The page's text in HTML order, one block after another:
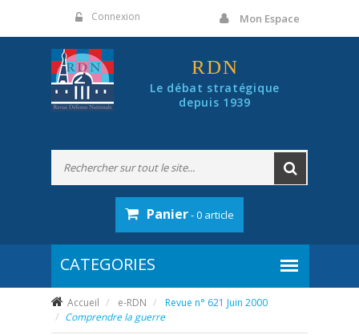
Connexion Mon Espace
RDN
Le débat stratégique
depuis 1939
Panier- 0 article
Accueil e-RDN
Revue n° 621 Juin 2000
Comprendre la guerre